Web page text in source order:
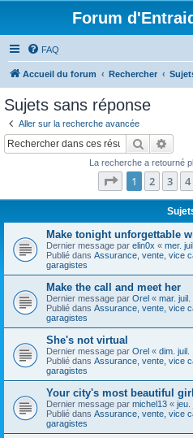
Forum
FAQ
Accueil du forum Rechercher
Sujets sans réponse
Aller sur la recherche avancée
Rechercher
La recherche a retourné
Page 1sur25
1 2 3 4
Make tonight unforgettable
Dernier message par elin0x « mer.
Publié dans Assurance, vente, vice
garagistes
Make the call and meet her
Dernier message par Orel « mar.
Publié dans Assurance, vente, vice
garagistes
She's not virtual
Dernier message par Orel « dim. juil.
Publié dans Assurance, vente, vice
garagistes
Your city's most beautiful
Dernier message par michel13 « jeu.
Publié dans Assurance, vente, vice
garagistes